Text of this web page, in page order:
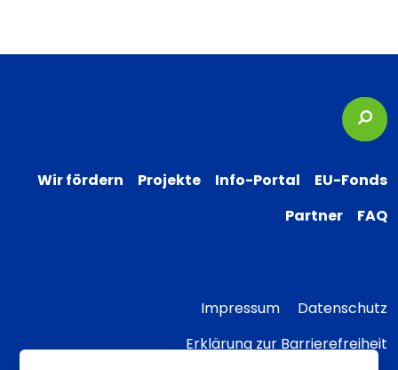
Wir fördern Projekte Info-Portal
EU-Fonds
Partner
FAQ
Impressum
Datenschutz
Erklärung zur Barrierefreiheit